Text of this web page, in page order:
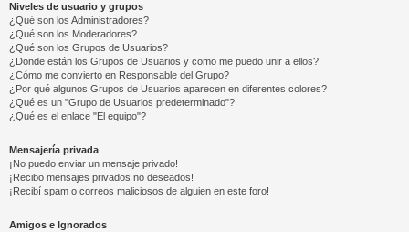
Niveles de usuario y grupos
¿Qué son los Administradores?
¿Qué son los Moderadores?
¿Qué son los Grupos de Usuarios?
¿Donde están los Grupos de Usuarios y como me puedo unir a ellos?
¿Cómo me convierto en Responsable del Grupo?
¿Por qué algunos Grupos de Usuarios aparecen en diferentes colores?
¿Qué es un "Grupo de Usuarios predeterminado"?
¿Qué es el enlace "El equipo"?
Mensajería privada
¡No puedo enviar un mensaje privado!
¡Recibo mensajes privados no deseados!
¡Recibí spam o correos maliciosos de alguien en este foro!
Amigos e Ignorados